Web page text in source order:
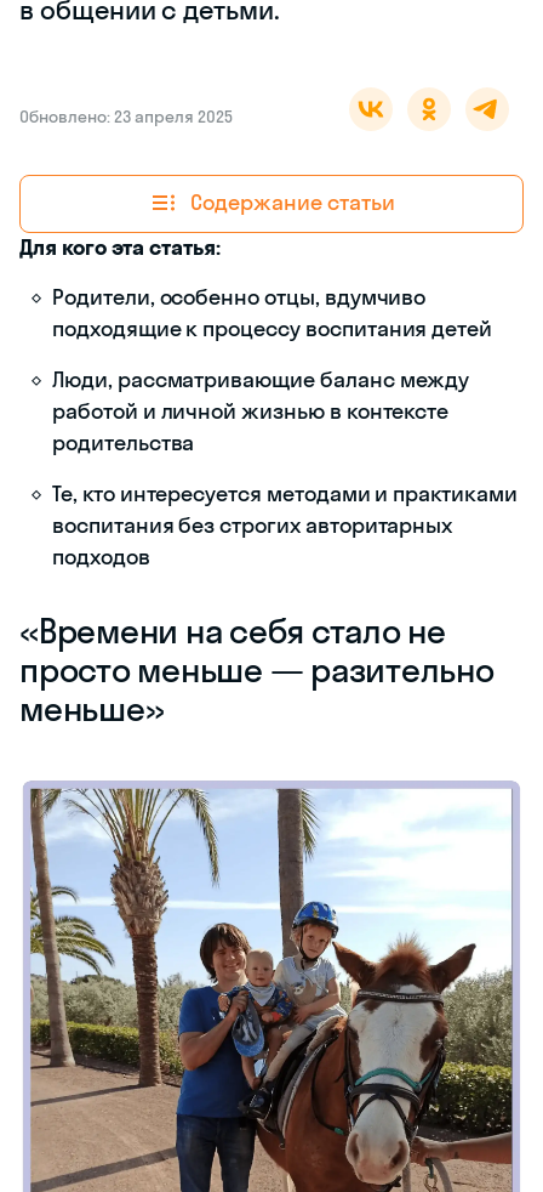
в общении с детьми.
Обновлено: 23 апреля 2025
Содержание статьи
Для кого эта статья:
Родители, особенно отцы, вдумчиво
подходящие к процессу воспитания детей
Люди, рассматривающие баланс между
работой и личной жизнью в контексте
родительства
Те, кто интересуется методами и практиками
воспитания без строгих авторитарных
подходов
«Времени на себя стало не
просто меньше — разительно
меньше»